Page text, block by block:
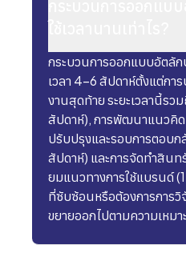
กระบวนการออกแบบอัตลั
เวลา 4-6 สัปดาห์ตั้งแต่กา
งานสุดท้าย ระยะเวลานี้รว
สัปดาห์), การพัฒนาแนวคิด
ปรับปรุงและรอบการตอบ
สัปดาห์) และการจัดทำสิน
ยมแนวทางการใช้แบรนด์
ที่ซับซ้อนหรือต้องการการวิจั
ขยายออกไปตามความเหมา